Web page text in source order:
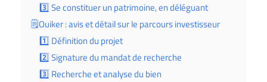
3️⃣ Se constituer un patrimoine, en déléguant
🗒️Ouiker : avis et détail sur le parcours investisseur
1️⃣ Définition du projet
2️⃣ Signature du mandat de recherche
3️⃣ Recherche et analyse du bien